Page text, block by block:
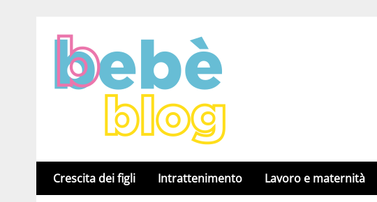
Crescita dei figli Intrattenimento Lavoro e maternità